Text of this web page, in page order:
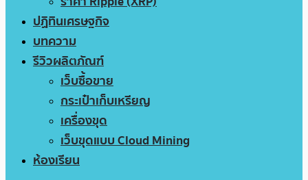
ปฏิทินเศรษฐกิจ
บทความ
รีวิวผลิตภัณฑ์
เว็บซื้อขาย
กระเป๋าเก็บเหรียญ
เครื่องขุด
เว็บขุดแบบ Cloud Mining
ห้องเรียน